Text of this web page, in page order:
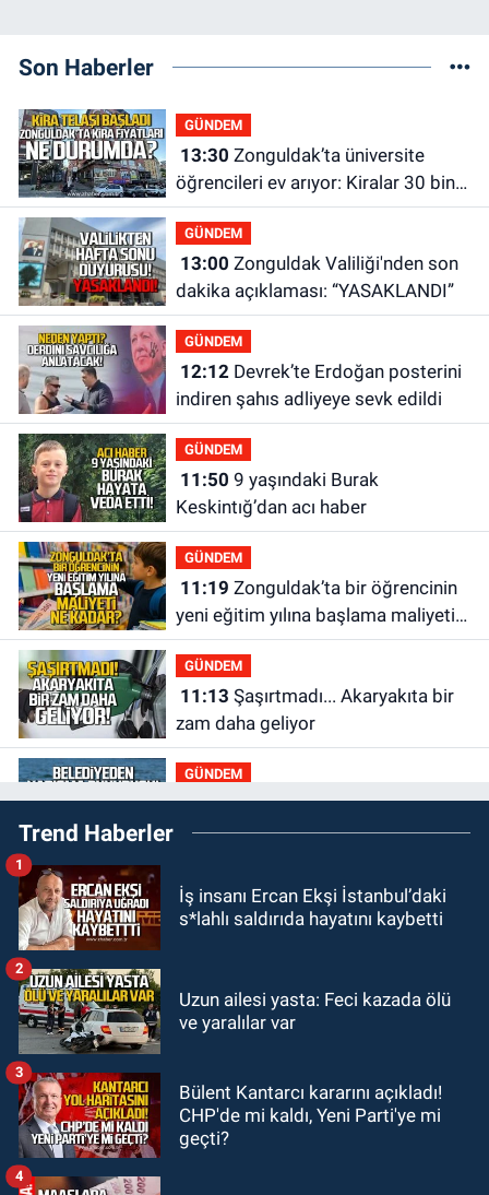
Son Haberler
GÜNDEM
13:30
öğrencileri ev arıyor: Kiralar 30 bin
liraya kadar çıkıyor
GÜNDEM
13:00
dakika açıklaması: “YASAKLANDI”
GÜNDEM
12:12Devrek’te Erdoğan posterini
indiren şahıs adliyeye sevk edildi
GÜNDEM
11:50
Keskintığ’dan acı haber
GÜNDEM
11:19
yeni eğitim yılına başlama maliyeti
ne kadar?
GÜNDEM
11:13
zam daha geliyor
GÜNDEM
11:00Belediye duyurdu! Yüzme
yarışması ertelendi
10:55
10:06“Drakula” alarmı! Zonguldak,
GÜNDEM
09:52Karabük'te kaza yaptılar: 7
yaralı
Trend Haberler
İş insanı Ercan Ekşi İstanbul’daki
s*lahlı saldırıda hayatını kaybetti
1
Uzun ailesi yasta: Feci kazada ölü
ve yaralılar var
2
Bülent Kantarcı kararını açıkladı!
CHP'de mi kaldı, Yeni Parti'ye mi
geçti?
3
4